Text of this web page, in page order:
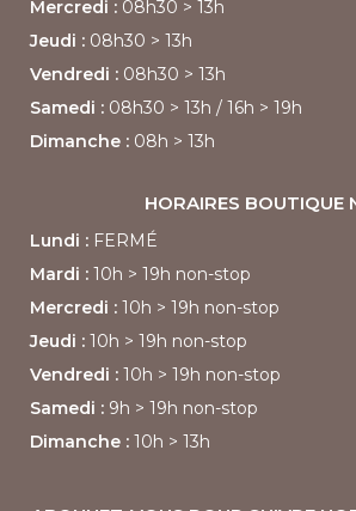
Mercredi : 08h30 > 13h
Jeudi : 08h30 > 13h
Vendredi : 08h30 > 13h
Samedi : 08h30 > 13h / 16h > 19h
Dimanche : 08h > 13h
HORAIRES BOUTIQUE
Lundi : FERMÉ
Mardi : 10h > 19h non-stop
Mercredi : 10h > 19h non-stop
Jeudi : 10h > 19h non-stop
Vendredi : 10h > 19h non-stop
Samedi : 9h > 19h non-stop
Dimanche : 10h > 13h